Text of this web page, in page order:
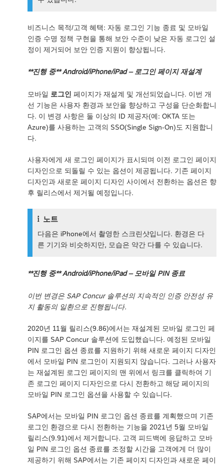
비즈니스 목적/고객 혜택: 자동 로그인 기능 종료 및 모바일
인증 수명 정책 구현을 통해 보안 수준이 낮은 자동 로그인 설
정이 제거되어 보안 인증 지원이 향상됩니다.
**진행 중** Android/iPhone/iPad – 로그인 페이지 재설계
모바일 로그인 페이지가 재설계 및 개선되었습니다. 이번 개
선 기능은 사용자 환경과 보안을 향상하고 구성을 단순화합니
다. 이 변경 사항은 둘 이상의 ID 제공자(예: OKTA 또는
Azure)를 사용하는 고객의 SSO(Single Sign-On)도 지원합니
다.
사용자에게 새 로그인 페이지가 표시되며 이전 로그인 페이지
디자인으로 되돌릴 수 있는 옵션이 제공됩니다. 기존 페이지
디자인과 새로운 페이지 디자인 사이에서 전환하는 옵션은 향
후 릴리스에서 제거될 예정입니다.
노트
다음은 iPhone에서 촬영한 스크린샷입니다. 환경은 다
른 기기와 비슷하지만, 모습은 약간 다를 수 있습니다.
**진행 중** Android/iPhone/iPad – 모바일 PIN 종료
이번 변경은 SAP Concur 솔루션의 지속적인 인증 안전성 유
지 활동의 일환으로 진행됩니다.
2020년 11월 릴리스(9.86)에서는 재설계된 모바일 로그인 페
이지를 SAP Concur 솔루션에 도입했습니다. 예정된 모바일
PIN 로그인 옵션 종료를 지원하기 위해 새로운 페이지 디자인
에서 모바일 PIN 로그인이 지원되지 않습니다. 그러나 사용자
는 재설계된 로그인 페이지의 맨 위에서 링크를 클릭하여 기
존 로그인 페이지 디자인으로 다시 전환하고 해당 페이지의
모바일 PIN 로그인 옵션을 사용할 수 있습니다.
SAP에서는 모바일 PIN 로그인 옵션 종료를 계획했으며 기존
로그인 환경으로 다시 전환하는 기능을 2021년 5월 모바일
릴리스(9.91)에서 제거합니다. 고객 피드백에 응답하고 모바
일 PIN 로그인 옵션 종료를 조정할 시간을 고객에게 더 많이
제공하기 위해 SAP에서는 기존 페이지 디자인과 새로운 페이